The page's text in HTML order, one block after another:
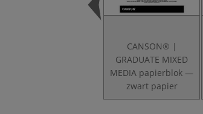
CANSON® |
GRADUATE MIXED
MEDIA papierblok —
zwart papier